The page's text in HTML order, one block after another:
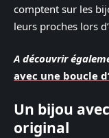
comptent sur les
leurs proches lors
A découvrir
avec une boucle
Un bijou
original